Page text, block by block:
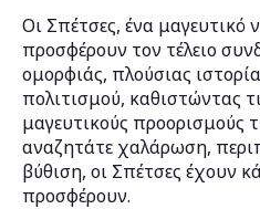
Οι Σπέτσες, ένα μαγευτικό
προσφέρουν τον τέλειο
ομορφιάς, πλούσιας
πολιτισμού, καθιστώντας
μαγευτικούς προορισμούς
αναζητάτε χαλάρωση,
βύθιση, οι Σπέτσες έχουν
προσφέρουν.